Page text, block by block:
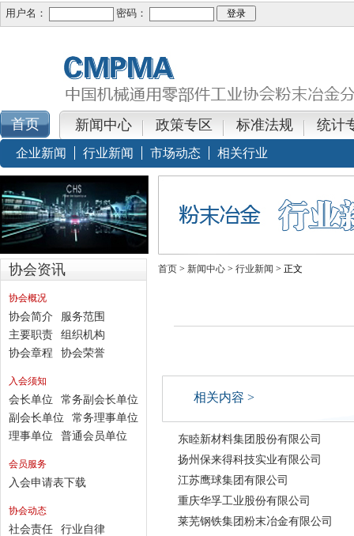
用户名： 密码：
新闻中心 政策专区 标准法规 统计
企业新闻 行业新闻 市场动态 相关行业
协会资讯
协会概况
协会简介
服务范围
主要职责
组织机构
协会章程
协会荣誉
入会须知
会长单位
常务副会长单位
副会长单位
常务理事单位
理事单位
普通会员单位
会员服务
入会申请表下载
协会动态
社会责任
行业自律
首页 > 新闻中心 > 行业新闻 > 正文
相关内容 >
东睦新材料集团股份有限公司
扬州保来得科技实业有限公司
江苏鹰球集团有限公司
重庆华孚工业股份有限公司
莱芜钢铁集团粉末冶金有限公司